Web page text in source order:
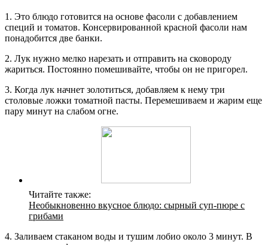
1. Это блюдо готовится на основе фасоли с добавлением
специй и томатов. Консервированной красной фасоли нам
понадобится две банки.
2. Лук нужно мелко нарезать и отправить на сковороду
жариться. Постоянно помешивайте, чтобы он не пригорел.
3. Когда лук начнет золотиться, добавляем к нему три
столовые ложки томатной пасты. Перемешиваем и жарим еще
пару минут на слабом огне.
Читайте также:
Необыкновенно вкусное блюдо: сырный суп-пюре с
грибами
4. Заливаем стаканом воды и тушим лобио около 3 минут. В